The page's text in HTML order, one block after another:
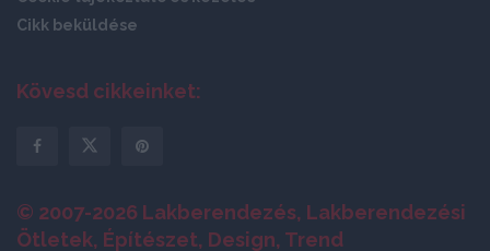
Cikk beküldése
Kövesd cikkeinket:
© 2007-2026 Lakberendezés, Lakberendezési
Ötletek, Építészet, Design, Trend